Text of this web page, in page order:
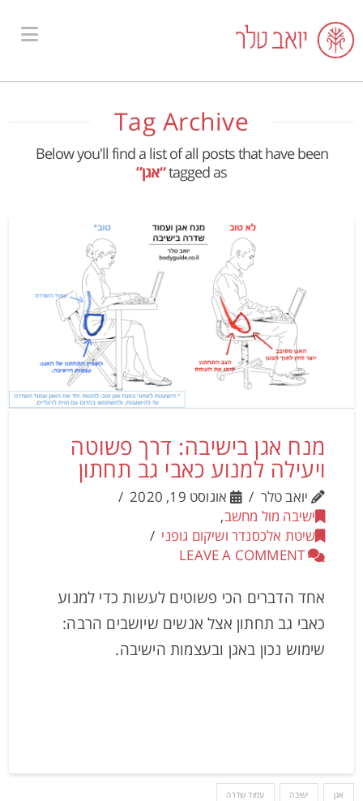
Tag Archive
Below you'll find a list of all posts that have been
tagged as“אגן”
מנח אגן בישיבה: דרך פשוטה
ויעילה למנוע כאבי גב תחתון
יואב טלר
אוגוסט 19, 2020
ישיבה מול מחשב,
שיטת אלכסנדר ושיקום גופני
LEAVE A COMMENT
אחד הדברים הכי פשוטים לעשות כדי למנוע
כאבי גב תחתון אצל אנשים שיושבים הרבה:
שימוש נכון באגן ובעצמות הישיבה.
אגן ישיבה עמוד שדרה